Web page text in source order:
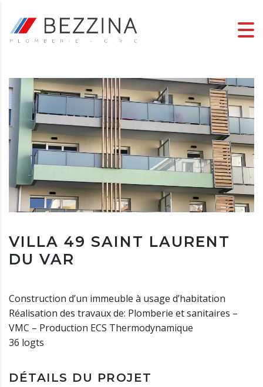
VILLA 49 SAINT LAURENT
DU VAR
Construction d’un immeuble à usage d’habitation
Réalisation des travaux de: Plomberie et sanitaires –
VMC – Production ECS Thermodynamique
36 logts
DÉTAILS DU PROJET